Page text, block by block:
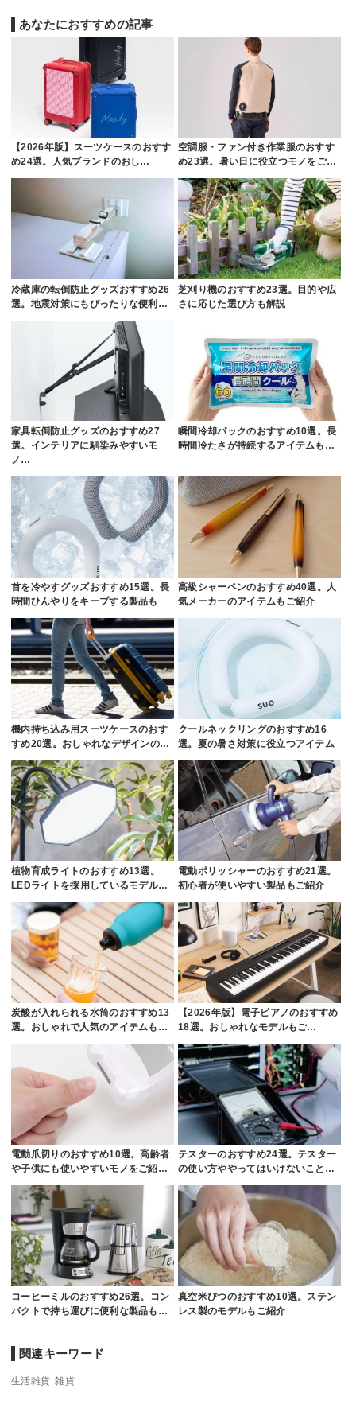
あなたにおすすめの記事
【2026年版】スーツケースのおすす
め24選。人気ブランドのおし…
空調服・ファン付き作業服のおすす
め23選。暑い日に役立つモノをご…
冷蔵庫の転倒防止グッズおすすめ26
選。地震対策にもぴったりな便利…
芝刈り機のおすすめ23選。目的や広
さに応じた選び方も解説
家具転倒防止グッズのおすすめ27
選。インテリアに馴染みやすいモ
ノ…
瞬間冷却パックのおすすめ10選。長
時間冷たさが持続するアイテムも…
首を冷やすグッズおすすめ15選。長
時間ひんやりをキープする製品も
高級シャーペンのおすすめ40選。人
気メーカーのアイテムもご紹介
機内持ち込み用スーツケースのおす
すめ20選。おしゃれなデザインの…
クールネックリングのおすすめ16
選。夏の暑さ対策に役立つアイテム
植物育成ライトのおすすめ13選。
LEDライトを採用しているモデル…
電動ポリッシャーのおすすめ21選。
初心者が使いやすい製品もご紹介
炭酸が入れられる水筒のおすすめ13
選。おしゃれで人気のアイテムも…
【2026年版】電子ピアノのおすすめ
18選。おしゃれなモデルもご…
電動爪切りのおすすめ10選。高齢者
や子供にも使いやすいモノをご紹…
テスターのおすすめ24選。テスター
の使い方ややってはいけないこと…
コーヒーミルのおすすめ26選。コン
パクトで持ち運びに便利な製品も…
真空米びつのおすすめ10選。ステン
レス製のモデルもご紹介
関連キーワード
生活雑貨 雑貨